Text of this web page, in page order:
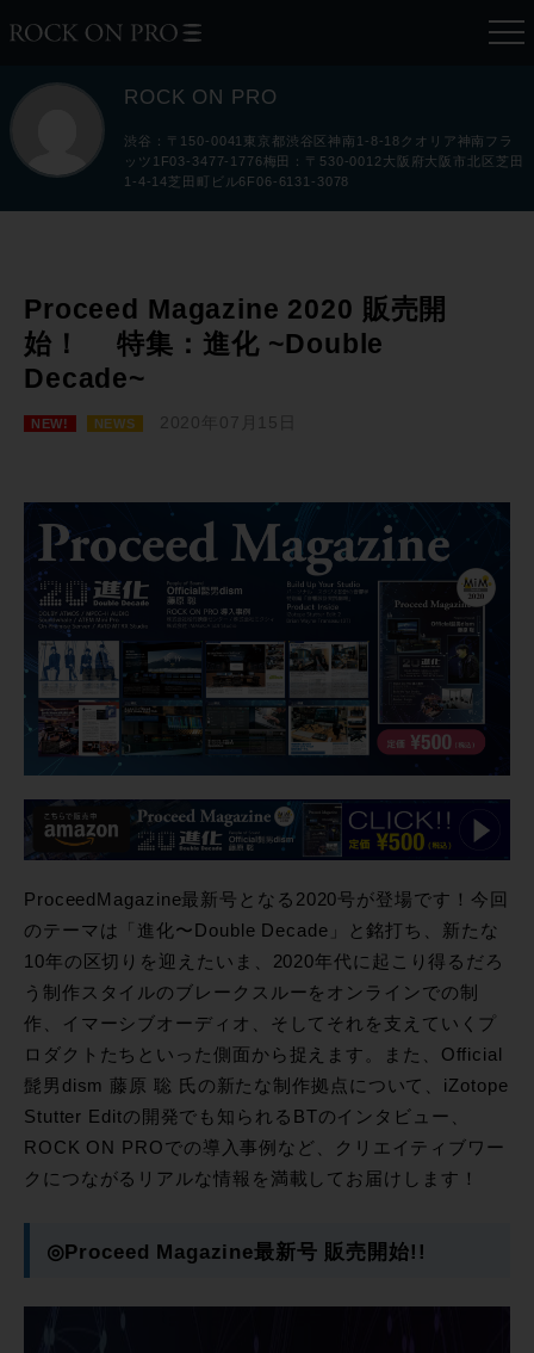
ROCK ON PRO
渋谷：〒150-0041東京都渋谷区神南1-8-18クオリア神南フラ
ッツ1F03-3477-1776梅田：〒530-0012大阪府大阪市北区芝田
1-4-14芝田町ビル6F06-6131-3078
Proceed Magazine 2020 販売開
始！ 特集：進化 ~Double
Decade~
NEW! NEWS 2020年07月15日
ProceedMagazine最新号となる2020号が登場です！今回
のテーマは「進化〜Double Decade」と銘打ち、新たな
10年の区切りを迎えたいま、2020年代に起こり得るだろ
う制作スタイルのブレークスルーをオンラインでの制
作、イマーシブオーディオ、そしてそれを支えていくプ
ロダクトたちといった側面から捉えます。また、Official
髭男dism 藤原 聡 氏の新たな制作拠点について、iZotope
Stutter Editの開発でも知られるBTのインタビュー、
ROCK ON PROでの導入事例など、クリエイティブワー
クにつながるリアルな情報を満載してお届けします！
◎Proceed Magazine最新号 販売開始!!